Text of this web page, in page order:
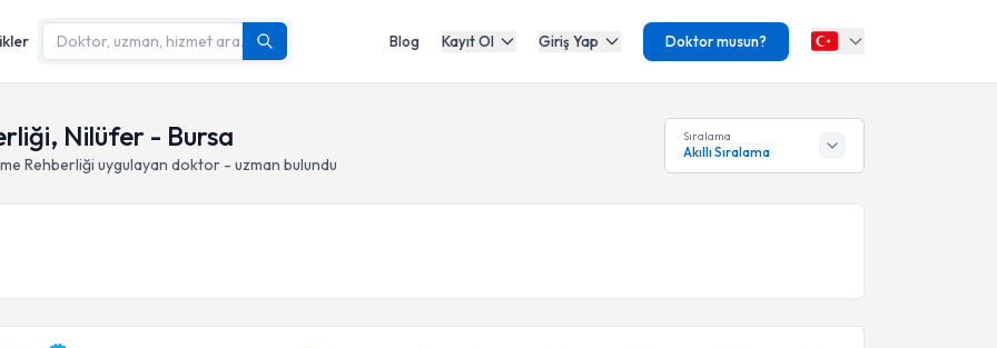
Blog Kayıt Ol Giriş Yap Doktor musun?
Nilüfer - Bursa
Rehberliği uygulayan doktor - uzman bulundu
Sıralama
Akıllı Sıralama